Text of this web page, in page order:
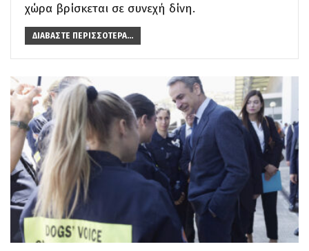
χώρα βρίσκεται σε συνεχή δίνη.
ΔΙΑΒΆΣΤΕ ΠΕΡΙΣΣΌΤΕΡΑ...